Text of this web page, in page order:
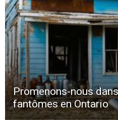
Promenons-nous
fantômes en Ontario